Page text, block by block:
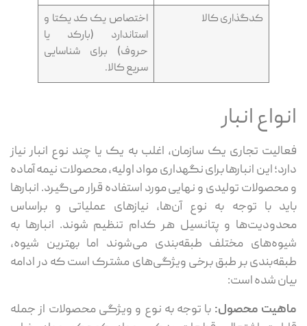
کدگذاری کالا
اختصاص یک کد یکتا و
استاندارد (بارکد یا
حروف) برای شناسایی
سریع کالا.
انبار
تجاری یک سازمان، اغلب به یک یا چند نوع انبار نیاز
این انبارها برای نگهداری مواد اولیه، محصولات نیمه آماده
تولیدی و نهایی مورد استفاده قرار می‌گیرد. انبارها
با توجه به نوع آن‌ها، نیازهای عملیاتی و براساس
و پتانسیل هر کدام تنظیم شوند. انبارها به
مختلف طبقه‌بندی می‌شوند اما بهترین شیوه،
بر طبق برخی ویژگی‌های مشترک است که در ادامه
شده است:
محصول:با توجه به نوع و ویژگی محصولات از جمله